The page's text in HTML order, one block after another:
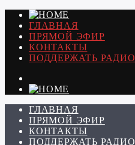
ГЛАВНАЯ
ПРЯМОЙ ЭФИР
КОНТАКТЫ
ПОДДЕРЖАТЬ РАДИО
ГЛАВНАЯ
ПРЯМОЙ ЭФИР
КОНТАКТЫ
ПОДДЕРЖАТЬ РАДИО